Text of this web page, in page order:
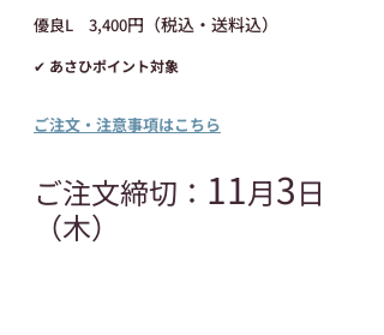
優良L　3,400円（税込・送料込）
✔ あさひポイント対象
ご注文・注意事項はこちら
ご注文締切： 11月3日
（木）